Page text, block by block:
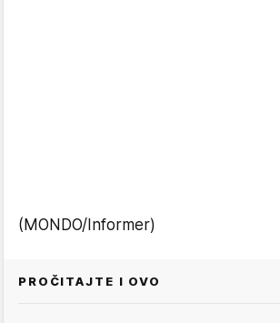
(MONDO/Informer)
PROČITAJTE I OVO